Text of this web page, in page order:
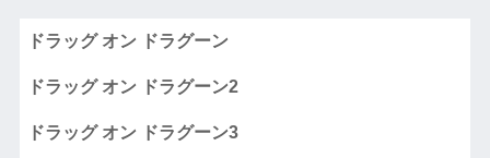
ドラッグ オン ドラグーン
ドラッグ オン ドラグーン2
ドラッグ オン ドラグーン3